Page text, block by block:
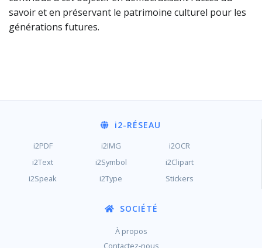
savoir et en préservant le patrimoine culturel pour les
générations futures.
i2-RÉSEAU
i2PDF i2IMG
i2OCR
i2Text
i2Symbol
i2Clipart
i2Speak
i2Type Stickers
SOCIÉTÉ
À propos
Contactez-nous